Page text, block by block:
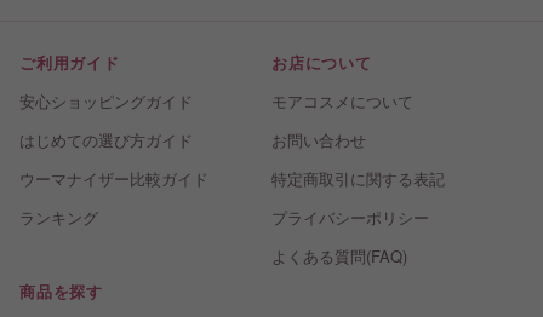
ご利用ガイド
安心ショッピングガイド
はじめての選び方ガイド
ウーマナイザー比較ガイド
ランキング
お店について
モアコスメについて
お問い合わせ
特定商取引に関する表記
プライバシーポリシー
よくある質問(FAQ)
商品を探す